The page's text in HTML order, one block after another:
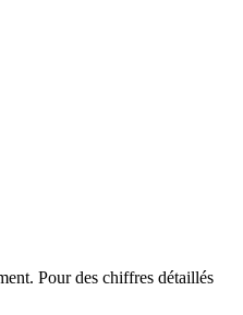
Pour des chiffres détaillés